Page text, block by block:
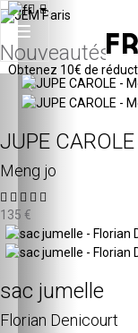
Toggle
navigation
Obtenez 10€ de
‹
Nouveautés
‹
JUPE CAROLE
Meng jo
135 €
sac jumelle
Florian Denicourt